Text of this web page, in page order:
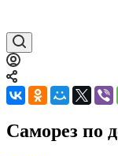
Саморез по